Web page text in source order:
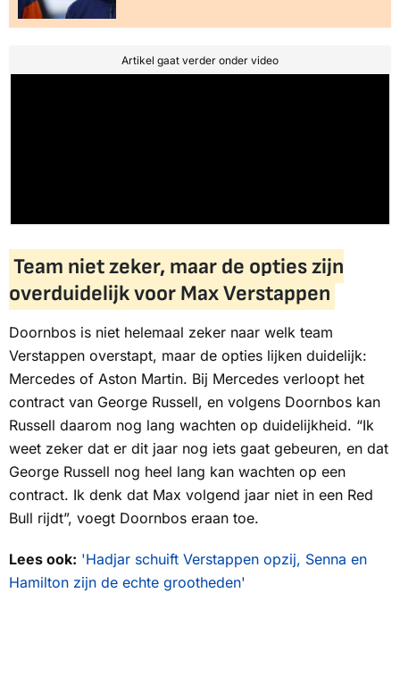
Artikel gaat verder onder video
Team niet zeker, maar de opties zijn
overduidelijk voor Max Verstappen
Doornbos is niet helemaal zeker naar welk team
Verstappen overstapt, maar de opties lijken duidelijk:
Mercedes of Aston Martin. Bij Mercedes verloopt het
contract van George Russell, en volgens Doornbos kan
Russell daarom nog lang wachten op duidelijkheid. “Ik
weet zeker dat er dit jaar nog iets gaat gebeuren, en dat
George Russell nog heel lang kan wachten op een
contract. Ik denk dat Max volgend jaar niet in een Red
Bull rijdt”, voegt Doornbos eraan toe.
Lees ook: 'Hadjar schuift Verstappen opzij, Senna en
Hamilton zijn de echte grootheden'